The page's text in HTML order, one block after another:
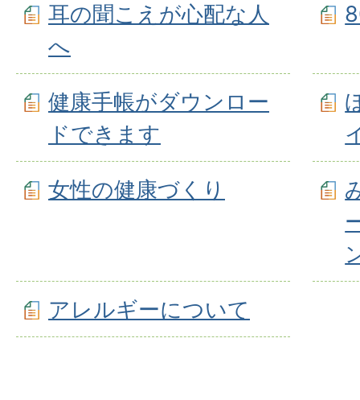
耳の聞こえが心配な人
へ
健康手帳がダウンロー
ドできます
女性の健康づくり
アレルギーについて